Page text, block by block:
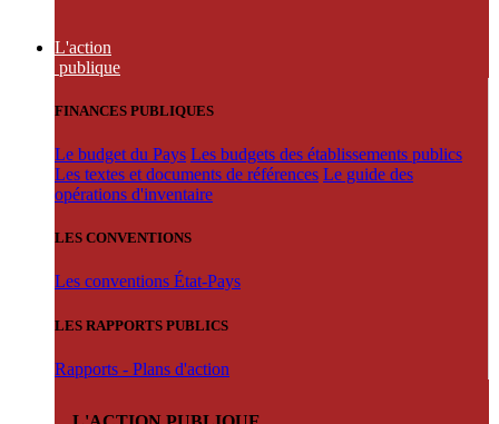
L'action
publique
FINANCES PUBLIQUES
Le budget du Pays Les budgets des établissements publics
Les textes et documents de références Le guide des
opérations d'inventaire
LES CONVENTIONS
Les conventions État-Pays
LES RAPPORTS PUBLICS
Rapports - Plans d'action